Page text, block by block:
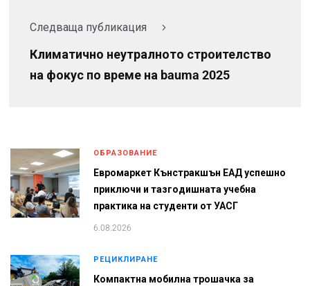
Следваща публикация
Климатично неутралното строителство
на фокус по време на bauma 2025
ОБРАЗОВАНИЕ
Евромаркет Кънстракшън ЕАД успешно
приключи и тазгодишната учебна
практика на студенти от УАСГ
6.08.2026
РЕЦИКЛИРАНЕ
Компактна мобилна трошачка за